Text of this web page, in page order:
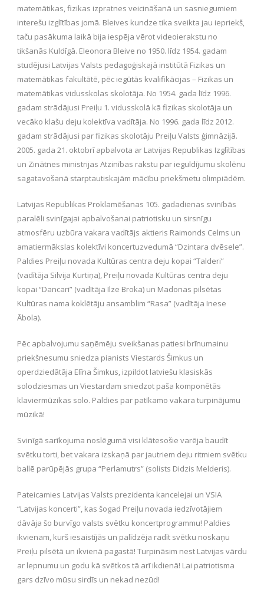
matemātikas, fizikas izpratnes veicināšanā un sasniegumiem
interešu izglītības jomā. Bleives kundze tika sveikta jau iepriekš,
taču pasākuma laikā bija iespēja vērot videoierakstu no
tikšanās Kuldīgā. Eleonora Bleive no 1950. līdz 1954. gadam
studējusi Latvijas Valsts pedagoģiskajā institūtā Fizikas un
matemātikas fakultātē, pēc iegūtās kvalifikācijas – Fizikas un
matemātikas vidusskolas skolotāja. No 1954. gada līdz 1996.
gadam strādājusi Preiļu 1. vidusskolā kā fizikas skolotāja un
vecāko klašu deju kolektīva vadītāja. No 1996. gada līdz 2012.
gadam strādājusi par fizikas skolotāju Preiļu Valsts ģimnāzijā.
2005. gada 21. oktobrī apbalvota ar Latvijas Republikas Izglītības
un Zinātnes ministrijas Atzinības rakstu par ieguldījumu skolēnu
sagatavošanā starptautiskajām mācību priekšmetu olimpiādēm.
Latvijas Republikas Proklamēšanas 105. gadadienas svinībās
paralēli svinīgajai apbalvošanai patriotisku un sirsnīgu
atmosfēru uzbūra vakara vadītājs aktieris Raimonds Celms un
amatiermākslas kolektīvi koncertuzvedumā “Dzintara dvēsele”.
Paldies Preiļu novada Kultūras centra deju kopai “Talderi”
(vadītāja Silvija Kurtiņa), Preiļu novada Kultūras centra deju
kopai “Dancari” (vadītāja Ilze Broka) un Madonas pilsētas
Kultūras nama koklētāju ansamblim “Rasa” (vadītāja Inese
Ābola).
Pēc apbalvojumu saņēmēju sveikšanas patiesi brīnumainu
priekšnesumu sniedza pianists Viestards Šimkus un
operdziedātāja Elīna Šimkus, izpildot latviešu klasiskās
solodziesmas un Viestardam sniedzot paša komponētās
klaviermūzikas solo. Paldies par patīkamo vakara turpinājumu
mūzikā!
Svinīgā sarīkojuma noslēgumā visi klātesošie varēja baudīt
svētku torti, bet vakara izskaņā par jautriem deju ritmiem svētku
ballē parūpējās grupa “Perlamutrs” (solists Didzis Melderis).
Pateicamies Latvijas Valsts prezidenta kancelejai un VSIA
“Latvijas koncerti”, kas šogad Preiļu novada iedzīvotājiem
dāvāja šo burvīgo valsts svētku koncertprogrammu! Paldies
ikvienam, kurš iesaistījās un palīdzēja radīt svētku noskaņu
Preiļu pilsētā un ikvienā pagastā! Turpināsim nest Latvijas vārdu
ar lepnumu un godu kā svētkos tā arī ikdienā! Lai patriotisma
gars dzīvo mūsu sirdīs un nekad nezūd!